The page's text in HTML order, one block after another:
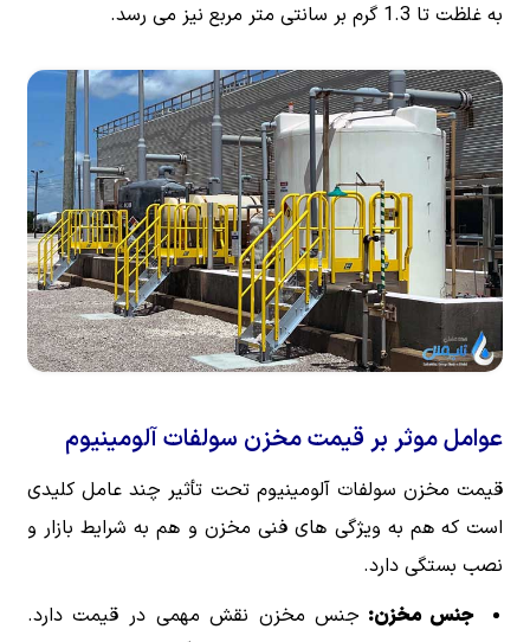
به غلظت تا 1.3 گرم بر سانتی متر مربع نیز می رسد.
عوامل موثر بر قیمت مخزن سولفات آلومینیوم
قیمت مخزن سولفات آلومینیوم تحت تأثیر چند عامل کلیدی
است که هم به ویژگی های فنی مخزن و هم به شرایط بازار و
نصب بستگی دارد.
جنس مخزن: جنس مخزن نقش مهمی در قیمت دارد.